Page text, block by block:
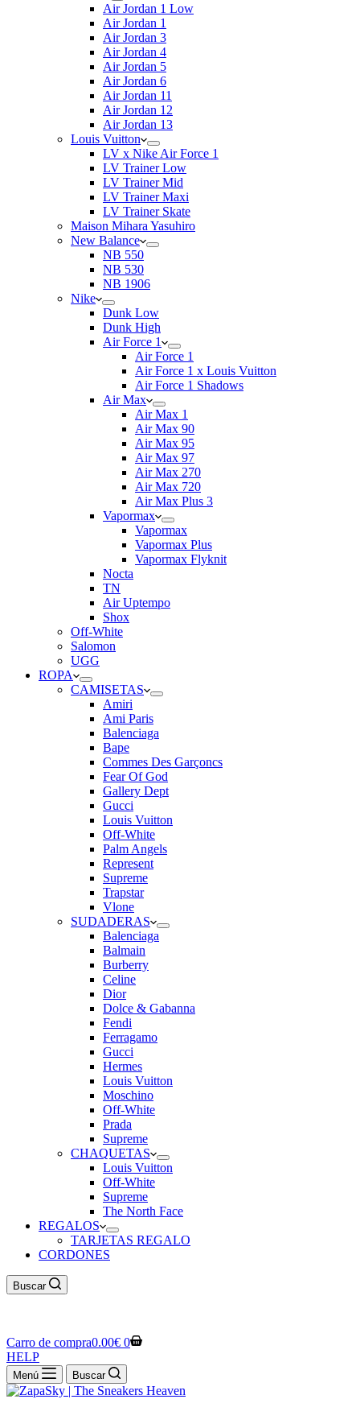
Air Jordan 1 Low
Air Jordan 1
Air Jordan 3
Air Jordan 4
Air Jordan 5
Air Jordan 6
Air Jordan 11
Air Jordan 12
Air Jordan 13
Louis Vuitton
LV x Nike Air Force 1
LV Trainer Low
LV Trainer Mid
LV Trainer Maxi
LV Trainer Skate
Maison Mihara Yasuhiro
New Balance
NB 550
NB 530
NB 1906
Nike
Dunk Low
Dunk High
Air Force 1
Air Force 1
Air Force 1 x Louis Vuitton
Air Force 1 Shadows
Air Max
Air Max 1
Air Max 90
Air Max 95
Air Max 97
Air Max 270
Air Max 720
Air Max Plus 3
Vapormax
Vapormax
Vapormax Plus
Vapormax Flyknit
Nocta
TN
Air Uptempo
Shox
Off-White
Salomon
UGG
ROPA
CAMISETAS
Amiri
Ami Paris
Balenciaga
Bape
Commes Des Garçoncs
Fear Of God
Gallery Dept
Gucci
Louis Vuitton
Off-White
Palm Angels
Represent
Supreme
Trapstar
Vlone
SUDADERAS
Balenciaga
Balmain
Burberry
Celine
Dior
Dolce & Gabanna
Fendi
Ferragamo
Gucci
Hermes
Louis Vuitton
Moschino
Off-White
Prada
Supreme
CHAQUETAS
Louis Vuitton
Off-White
Supreme
The North Face
REGALOS
TARJETAS REGALO
CORDONES
Buscar
Carro de compra0.00€ 0
HELP
Menú Buscar